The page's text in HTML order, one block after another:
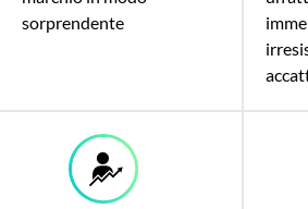
sorprendente